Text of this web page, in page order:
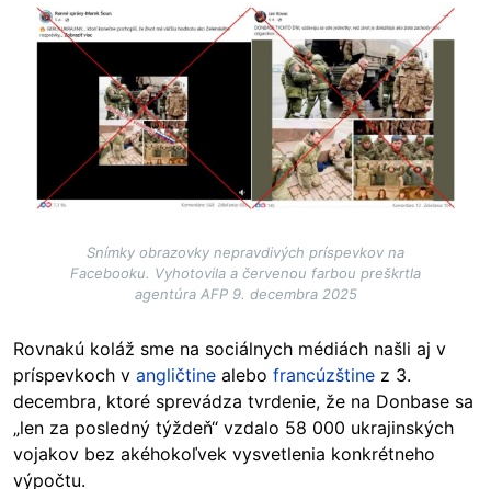
Image
Snímky obrazovky nepravdivých príspevkov na
Facebooku. Vyhotovila a červenou farbou preškrtla
agentúra AFP 9. decembra 2025
Rovnakú koláž sme na sociálnych médiách našli aj v
príspevkoch v angličtine alebo francúzštine z 3.
decembra, ktoré sprevádza tvrdenie, že na Donbase sa
„len za posledný týždeň“ vzdalo 58 000 ukrajinských
vojakov bez akéhokoľvek vysvetlenia konkrétneho
výpočtu.